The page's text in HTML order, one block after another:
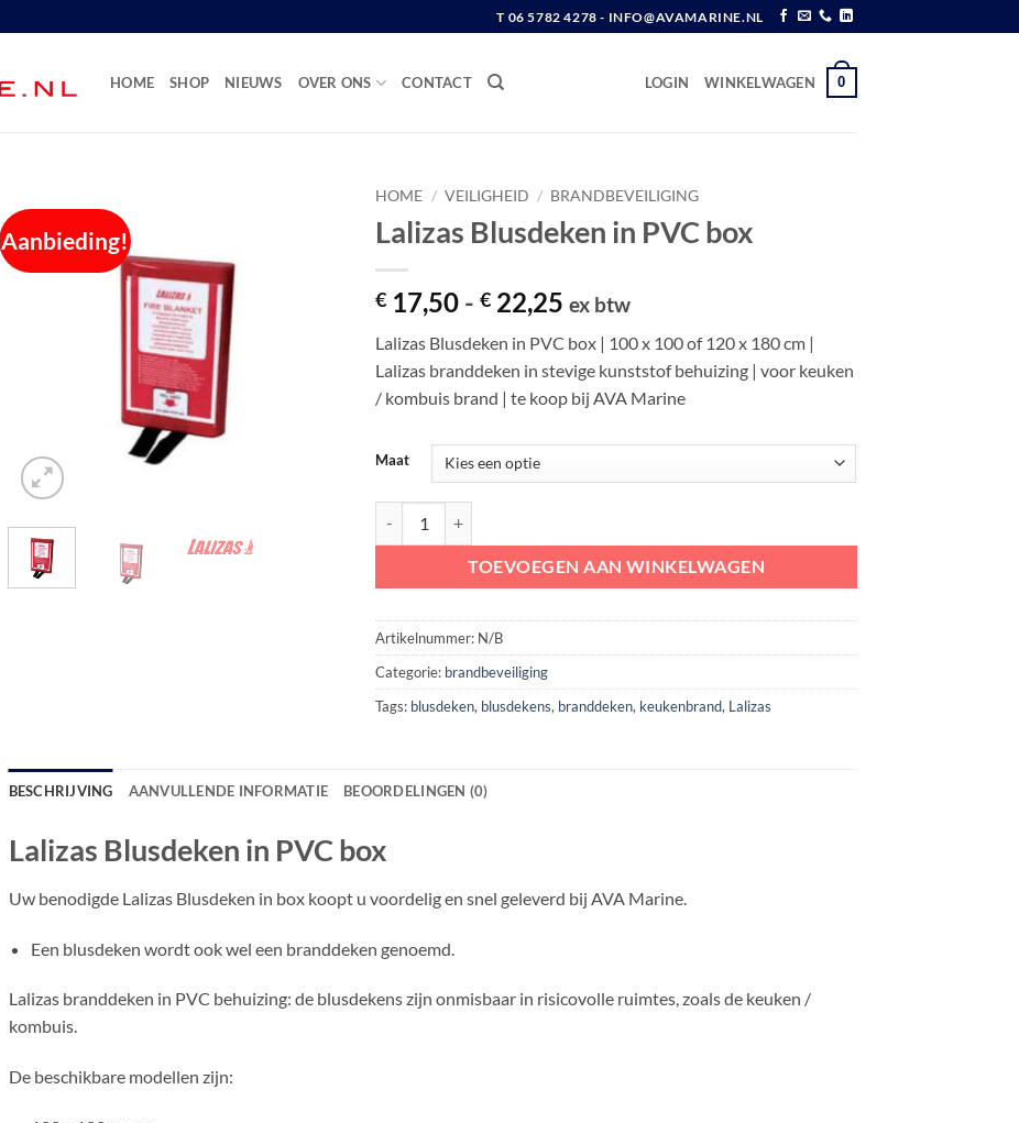
T 06 5782 4278 - INFO@AVAMARINE.NL
HOME SHOP NIEUWS OVER ONS CONTACT LOGIN WINKELWAGEN 0
Aanbieding!
HOME / VEILIGHEID / BRANDBEVEILIGING
Lalizas Blusdeken in PVC box
€ 17,50 - € 22,25 Prijsklasse:
tot
€ 22,25
ex btw
Lalizas Blusdeken in PVC box | 100 x 100 of 120 x 180 cm |
Lalizas branddeken in stevige kunststof behuizing | voor keuken
/ kombuis brand | te koop bij AVA Marine
Maat
TOEVOEGEN AAN WINKELWAGEN
Artikelnummer: N/B
Categorie: brandbeveiliging
Tags: blusdeken, blusdekens, branddeken, keukenbrand, Lalizas
BESCHRIJVING AANVULLENDE INFORMATIE BEOORDELINGEN (0)
Lalizas Blusdeken in PVC box
Uw benodigde Lalizas Blusdeken in box koopt u voordelig en snel geleverd bij AVA Marine.
Een blusdeken wordt ook wel een branddeken genoemd.
Lalizas branddeken in PVC behuizing: de blusdekens zijn onmisbaar in risicovolle ruimtes, zoals de keuken /
kombuis.
De beschikbare modellen zijn: